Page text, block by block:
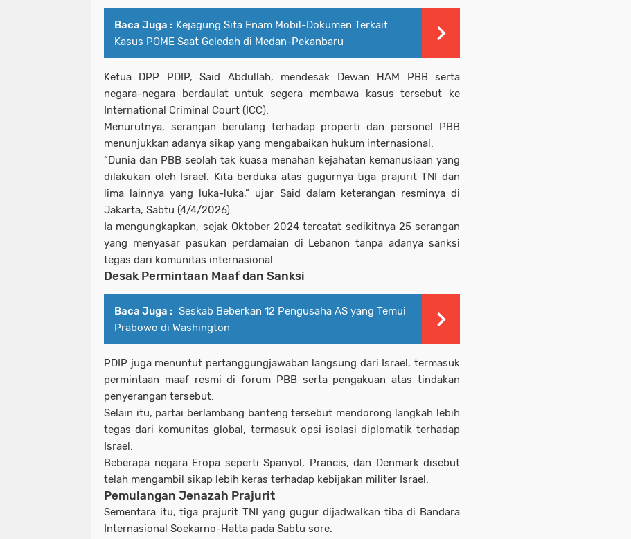
Baca Juga : Kejagung Sita Enam Mobil-Dokumen Terkait
Kasus POME Saat Geledah di Medan-Pekanbaru
Ketua DPP PDIP,Said Abdullah, mendesak Dewan HAM PBB serta
negara-negara berdaulat untuk segera membawa kasus tersebut ke
International Criminal Court (ICC).
Menurutnya, serangan berulang terhadap properti dan personel PBB
menunjukkan adanya sikap yang mengabaikan hukum internasional.
“Dunia dan PBB seolah tak kuasa menahan kejahatan kemanusiaan yang
dilakukan oleh Israel. Kita berduka atas gugurnya tiga prajurit TNI dan
lima lainnya yang luka-luka,” ujar Said dalam keterangan resminya di
Jakarta, Sabtu (4/4/2026).
Ia mengungkapkan, sejak Oktober 2024 tercatat sedikitnya 25 serangan
yang menyasar pasukan perdamaian di Lebanon tanpa adanya sanksi
tegas dari komunitas internasional.
Desak Permintaan Maaf dan Sanksi
Baca Juga : Seskab Beberkan 12 Pengusaha AS yang Temui
Prabowo di Washington
PDIP juga menuntut pertanggungjawaban langsung dari Israel, termasuk
permintaan maaf resmi di forum PBB serta pengakuan atas tindakan
penyerangan tersebut.
Selain itu, partai berlambang banteng tersebut mendorong langkah lebih
tegas dari komunitas global, termasuk opsi isolasi diplomatik terhadap
Israel.
Beberapa negara Eropa seperti Spanyol, Prancis, dan Denmarkdisebut
telah mengambil sikap lebih keras terhadap kebijakan militer Israel.
Pemulangan Jenazah Prajurit
Sementara itu, tiga prajurit TNI yang gugur dijadwalkan tiba di Bandara
Internasional Soekarno-Hatta pada Sabtu sore.